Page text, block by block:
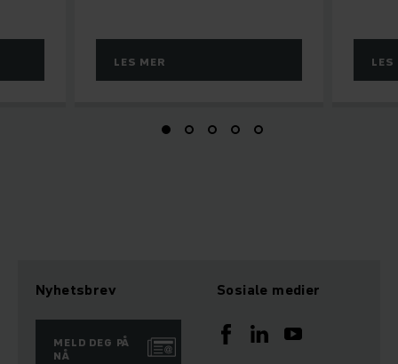
LES MER LES
Nyhetsbrev
MELD DEG PÅ
NÅ
Sosiale medier